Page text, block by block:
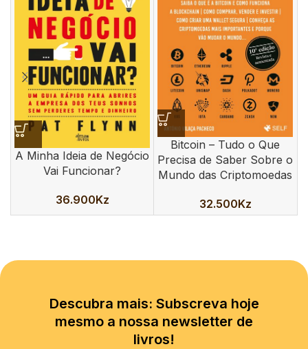
A Minha Ideia de Negócio
Vai Funcionar?
36.900Kz
Bitcoin – Tudo o Que
Precisa de Saber Sobre o
Mundo das Criptomoedas
32.500Kz
Descubra mais: Subscreva hoje
mesmo a nossa newsletter de
livros!